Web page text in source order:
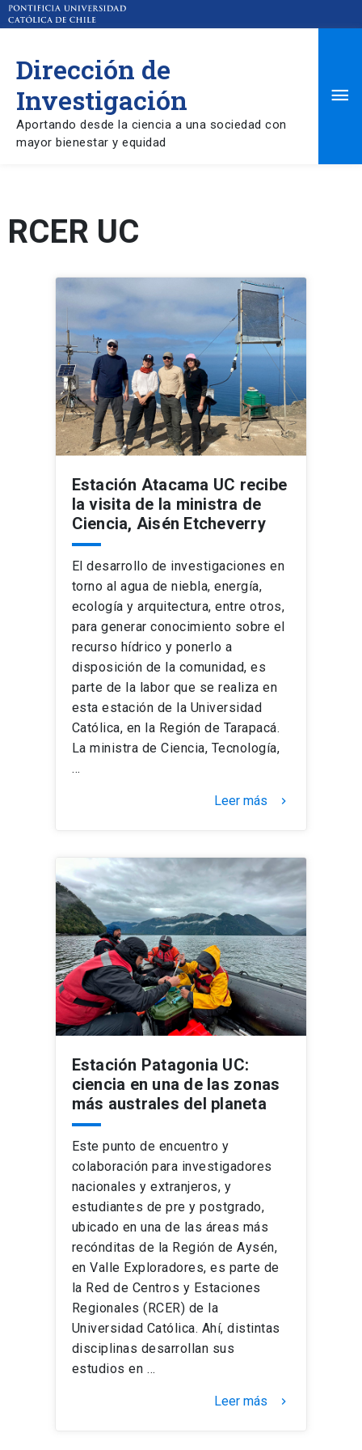
Dirección de
Investigación
Aportando desde la ciencia a una sociedad con
mayor bienestar y equidad
RCER UC
Estación Atacama UC recibe
la visita de la ministra de
Ciencia, Aisén Etcheverry
El desarrollo de investigaciones en
torno al agua de niebla, energía,
ecología y arquitectura, entre otros,
para generar conocimiento sobre el
recurso hídrico y ponerlo a
disposición de la comunidad, es
parte de la labor que se realiza en
esta estación de la Universidad
Católica, en la Región de Tarapacá.
La ministra de Ciencia, Tecnología,
…
Leer más keyboard_arrow_right
Estación Patagonia UC:
ciencia en una de las zonas
más australes del planeta
Este punto de encuentro y
colaboración para investigadores
nacionales y extranjeros, y
estudiantes de pre y postgrado,
ubicado en una de las áreas más
recónditas de la Región de Aysén,
en Valle Exploradores, es parte de
la Red de Centros y Estaciones
Regionales (RCER) de la
Universidad Católica. Ahí, distintas
disciplinas desarrollan sus
estudios en …
Leer más keyboard_arrow_right